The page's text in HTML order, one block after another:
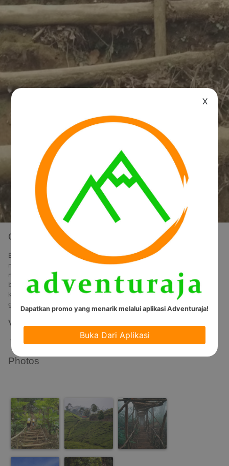
Overview
Bagi kamu warga Jabodetabek yang sedang rindu mendaki gunung
namun hanya punya libur 1 hari, Gunung Kencana di Bogor bisa
menjadi alternatif. Gunung yang berada di kawasan puncak ini juga
bisa menjadi pilihan yang tepat bagi kamu yang baru memulai
kegiatan mendaki sebagai ajang pengenalan sebelum menyambangi
gunung-gunung lainnya yang lebih tinggi.
Video
Video Tidak Tersedia
Photos
X
Dapatkan promo yang menarik melalui aplikasi Adventuraja!
Buka Dari Aplikasi